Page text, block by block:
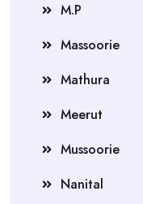
M.P
Massoorie
Mathura
Meerut
Mussoorie
Nanital